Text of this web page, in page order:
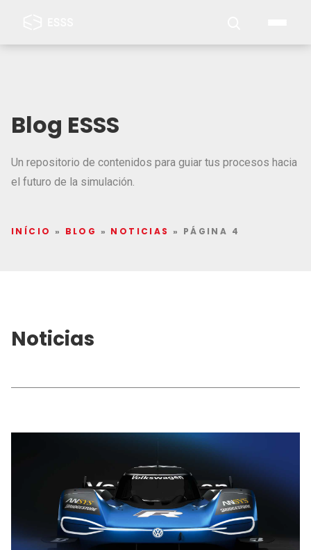
Blog ESSS
Un repositorio de contenidos para guiar tus procesos hacia
el futuro de la simulación.
INÍCIO » BLOG » NOTICIAS » PÁGINA 4
Noticias